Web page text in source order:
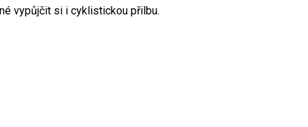
vypůjčit si i cyklistickou přilbu.